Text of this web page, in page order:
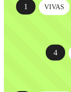
1 VIVAS
4